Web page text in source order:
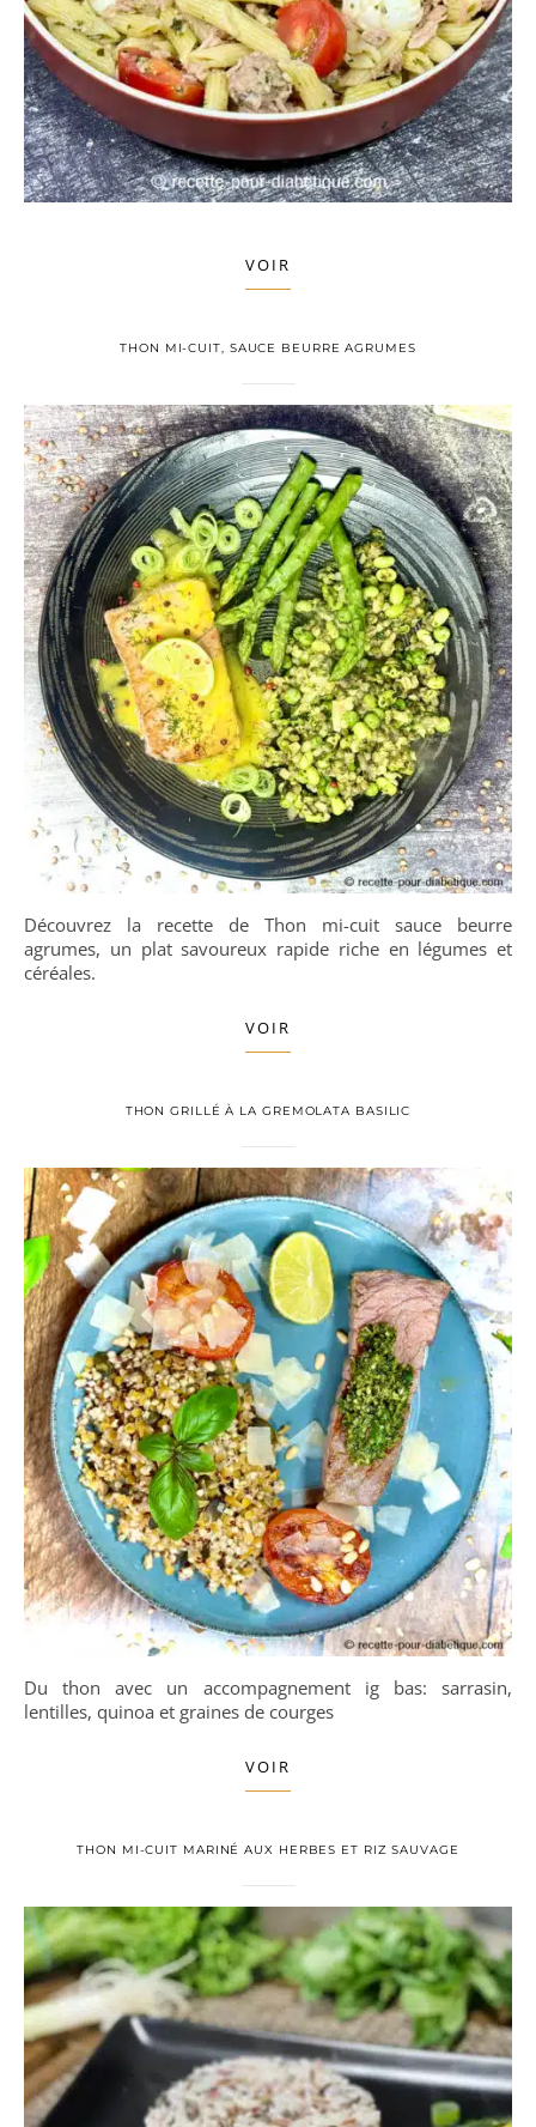
VOIR
THON MI-CUIT, SAUCE BEURRE AGRUMES
Découvrez la recette de Thon mi-cuit sauce beurre
agrumes, un plat savoureux rapide riche en légumes et
céréales.
VOIR
THON GRILLÉ À LA GREMOLATA BASILIC
Du thon avec un accompagnement ig bas: sarrasin,
lentilles, quinoa et graines de courges
VOIR
THON MI-CUIT MARINÉ AUX HERBES ET RIZ SAUVAGE